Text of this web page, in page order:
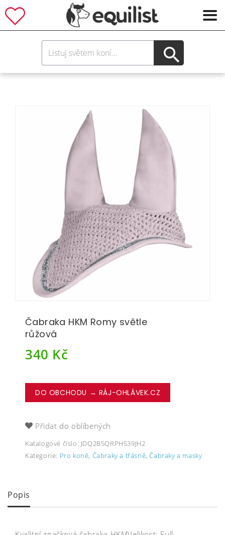
Čabraka HKM Romy světle
růžová
340 Kč
DO OBCHODU → RÁJ-OHLÁVEK.CZ
Přidat do oblíbených
Katalogové číslo: JDQ2B5QRPH539JH2
Kategorie: Pro koně, Čabraky a třásně,Čabraky a masky
Popis